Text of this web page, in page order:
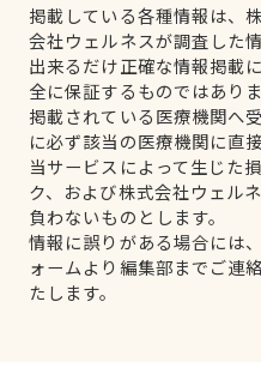
掲載している各種情報は、
会社ウェルネスが調査した
出来るだけ正確な情報掲載
全に保証するものではありま
掲載されている医療機関へ
に必ず該当の医療機関に直
当サービスによって生じた
ク、および株式会社ウェル
負わないものとします。
情報に誤りがある場合には
ォームより編集部までご連
たします。